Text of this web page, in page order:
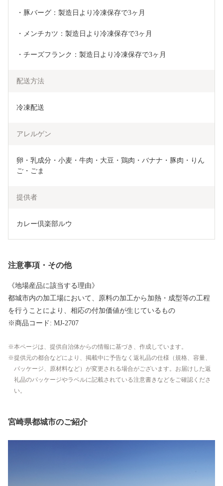
・豚バーグ：製造日より冷凍保存で3ヶ月
・メンチカツ：製造日より冷凍保存で3ヶ月
・チーズフランク：製造日より冷凍保存で3ヶ月
配送方法
冷凍配送
アレルゲン
卵・乳成分・小麦・牛肉・大豆・鶏肉・バナナ・豚肉・りん
ご・ごま
提供者
カレー倶楽部ルウ
注意事項・その他
《地場産品に該当する理由》
都城市内の加工場において、原料の加工から加熱・成型等の工程
を行うことにより、相応の付加価値が生じているもの
※商品コード: MJ-2707
本ページは、提供自治体からの情報に基づき、作成しています。
提供元の都合などにより、掲載中に予告なく返礼品の仕様（規格、容量、
パッケージ、原材料など）が変更される場合がございます。お届けした返
礼品のパッケージやラベルに記載されている注意書きなどをご確認くださ
い。
宮崎県都城市のご紹介